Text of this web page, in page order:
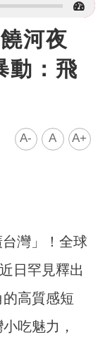
河夜
動：飛
A- A A+
灣」！全球
日罕見釋出
高質感短
吃魅力，